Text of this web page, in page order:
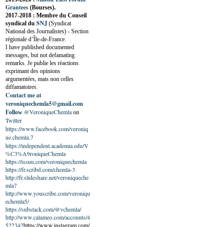
Grantees (Bourses).
2017-2018 : Membre du Conseil
syndical du SNJ (Syndicat
National des Journalistes) - Section
régionale d’Île-de-France.
I have published documented
messages, but not defamating
remarks. Je publie les réactions
exprimant des opinions
argumentées, mais non celles
diffamatoires.
Contact me at
veroniquechemla5@gmail.com
Follow @VeroniqueChemlaon
Twitter
https://www.facebook.com/veroniq
ue.chemla.7
https://independent.academia.edu/V
%C3%A9roniqueChemla
https://issuu.com/veroniquechemla
https://fr.scribd.com/chemla-3
http://fr.slideshare.net/veroniqueche
mla7
http://www.youscribe.com/veroniqu
echemla5/
https://substack.com/@vchemla/
http://www.calameo.com/accounts/4
522342https://www.instagram.com/